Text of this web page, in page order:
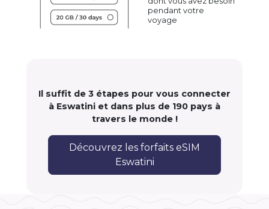
pendant votre
voyage
Il suffit de 3 étapes pour vous connecter
à Eswatini et dans plus de 190 pays à
travers le monde !
Découvrez les forfaits eSIM
Eswatini